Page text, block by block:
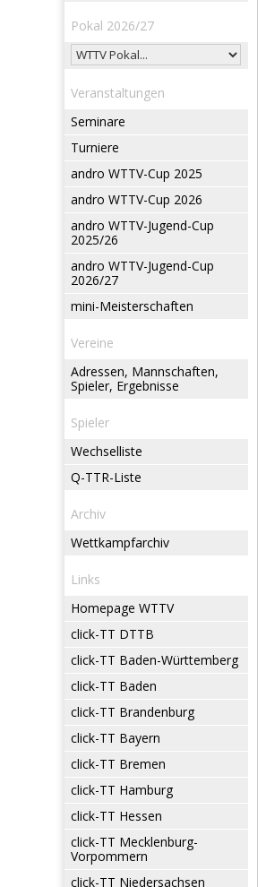
Pokal 2026/27
Veranstaltungen
Seminare
Turniere
andro WTTV-Cup 2025
andro WTTV-Cup 2026
andro WTTV-Jugend-Cup
2025/26
andro WTTV-Jugend-Cup
2026/27
mini-Meisterschaften
Vereine
Adressen, Mannschaften,
Spieler, Ergebnisse
Spieler
Wechselliste
Q-TTR-Liste
Archiv
Wettkampfarchiv
Links
Homepage WTTV
click-TT DTTB
click-TT Baden-Württemberg
click-TT Baden
click-TT Brandenburg
click-TT Bayern
click-TT Bremen
click-TT Hamburg
click-TT Hessen
click-TT Mecklenburg-
Vorpommern
click-TT Niedersachsen